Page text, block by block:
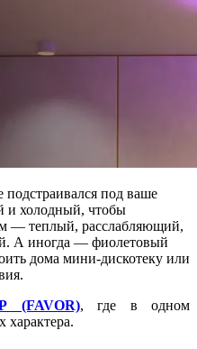
подстраивался под ваше
и холодный, чтобы
— теплый, расслабляющий,
А иногда — фиолетовый
дома мини-дискотеку или
(FAVOR), где в одном
характера.